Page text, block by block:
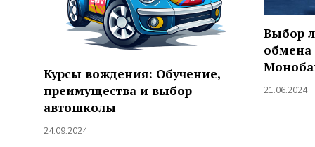
Курсы вождения: Обучение,
преимущества и выбор
автошколы
24.09.2024
Выбор
обмена
21.06.2024